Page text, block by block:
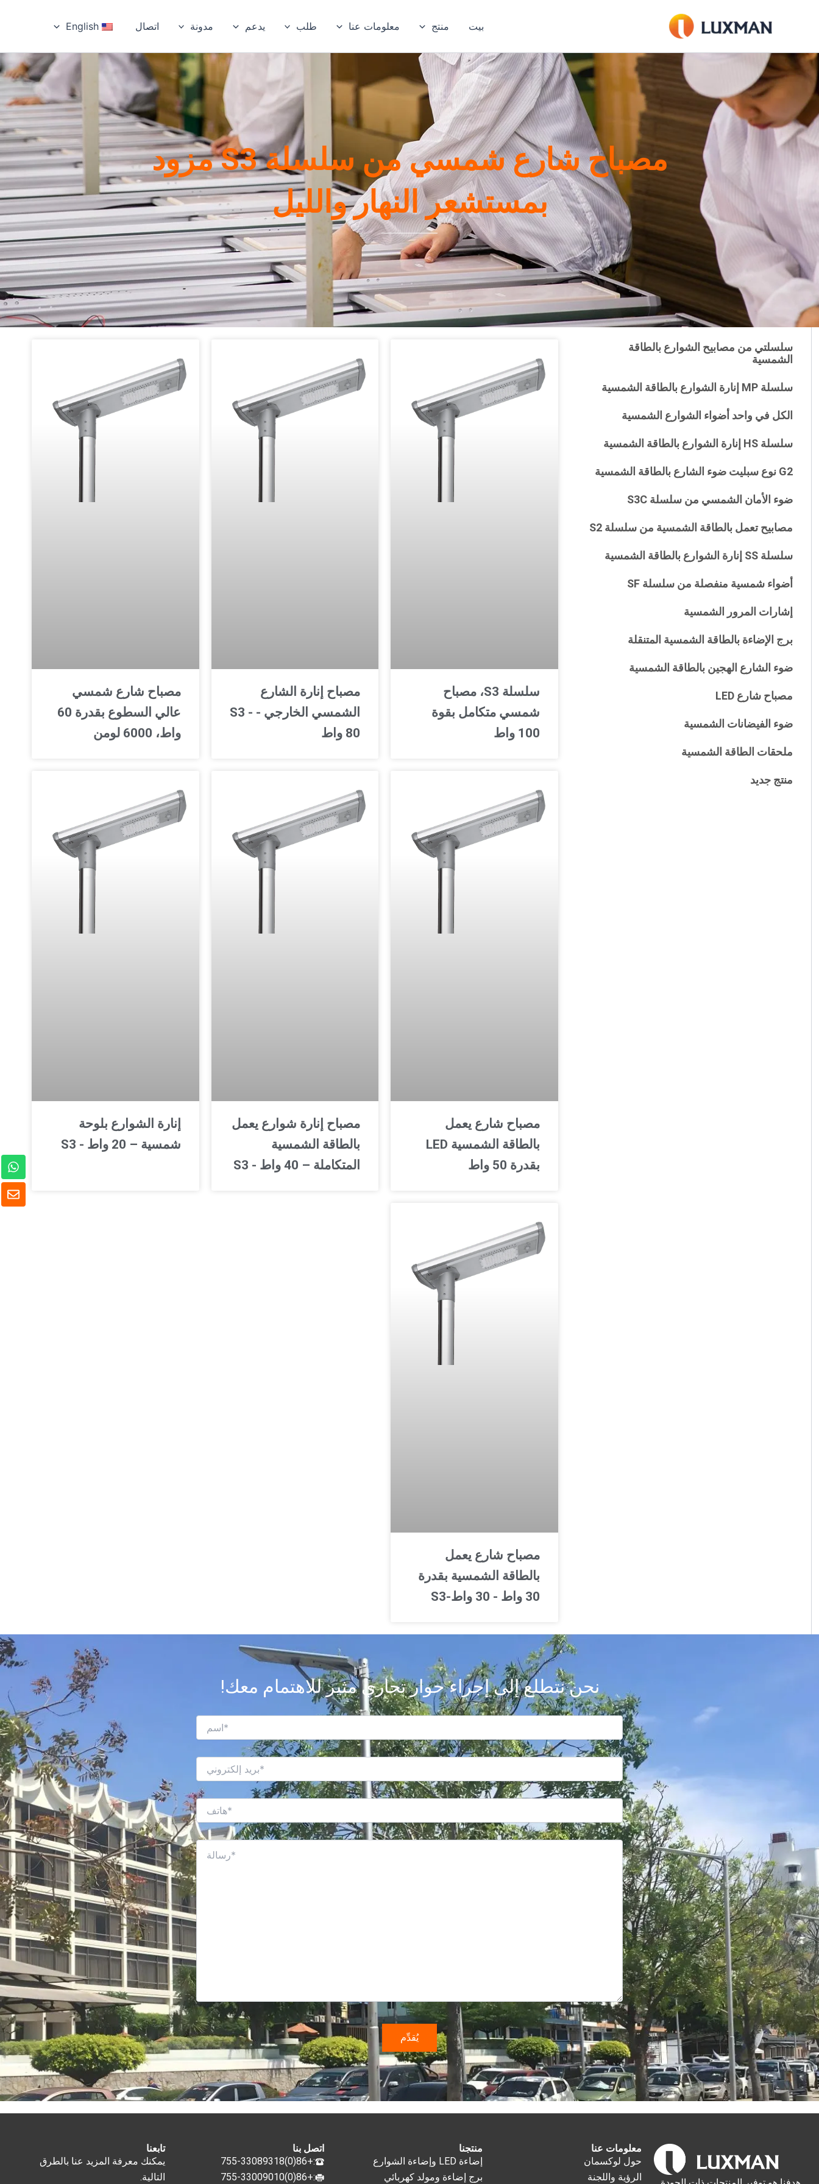
بيت منتج معلومات عنا طلب يدعم مدونة اتصال English
مصباح شارع شمسي من سلسلة S3 مزود
بمستشعر النهار والليل
سلسلتي من مصابيح الشوارع بالطاقة
الشمسية
سلسلة MP إنارة الشوارع بالطاقة الشمسية
الكل في واحد أضواء الشوارع الشمسية
سلسلة HS إنارة الشوارع بالطاقة الشمسية
G2 نوع سبليت ضوء الشارع بالطاقة الشمسية
ضوء الأمان الشمسي من سلسلة S3C
مصابيح تعمل بالطاقة الشمسية من سلسلة S2
سلسلة SS إنارة الشوارع بالطاقة الشمسية
أضواء شمسية منفصلة من سلسلة SF
إشارات المرور الشمسية
برج الإضاءة بالطاقة الشمسية المتنقلة
ضوء الشارع الهجين بالطاقة الشمسية
مصباح شارع LED
ضوء الفيضانات الشمسية
ملحقات الطاقة الشمسية
منتج جديد
سلسلة S3، مصباح
شمسي متكامل بقوة
100 واط
مصباح إنارة الشارع
الشمسي الخارجي - S3 -
80 واط
مصباح شارع شمسي
عالي السطوع بقدرة 60
واط، 6000 لومن
مصباح شارع يعمل
بالطاقة الشمسية LED
بقدرة 50 واط
مصباح إنارة شوارع يعمل
بالطاقة الشمسية
المتكاملة – 40 واط - S3
إنارة الشوارع بلوحة
شمسية – 20 واط - S3
مصباح شارع يعمل
بالطاقة الشمسية بقدرة
30 واط - 30 واط-S3
نحن نتطلع إلى إجراء حوار تجاري مثير للاهتمام معك!
ظ
ر
و
ا
ت
س
ا
معلومات عنا
حول لوكسمان
الرؤية واللجنة
منتجنا
إضاءة LED وإضاءة الشوارع
برج إضاءة ومولد كهربائي
اتصل بنا
:+86(0)755-33089318
:+86(0)755-33009010
تابعنا
يمكنك معرفة المزيد عنا بالطرق
التالية.